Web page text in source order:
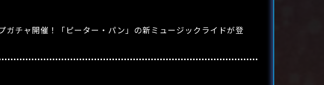
ガチャ開催！「ピーター・パン」の新ミュージックライドが登